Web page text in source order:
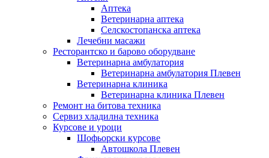
Аптека
Ветеринарна аптека
Селскостопанска аптека
Лечебни масажи
Ресторантско и барово оборудване
Ветеринарна амбулатория
Ветеринарна амбулатория Плевен
Ветеринарна клиника
Ветеринарна клиника Плевен
Ремонт на битова техника
Сервиз хладилна техника
Курсове и уроци
Шофьорски курсове
Автошкола Плевен